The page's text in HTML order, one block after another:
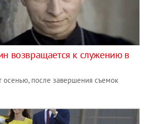
возвращается к служению в
осенью, после завершения съемок